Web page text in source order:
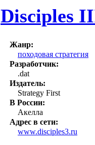
Disciples
Жанр:
походовая стратегия
Разработчик:
.dat
Издатель:
Strategy First
В России:
Акелла
Адрес в сети:
www.disciples3.ru